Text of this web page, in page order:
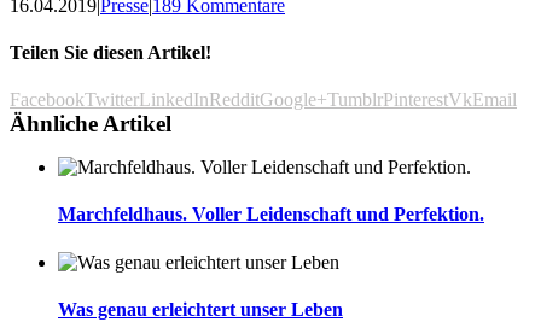
16.04.2019|Presse|189 Kommentare
Teilen Sie diesen Artikel!
FacebookTwitterLinkedInRedditGoogle+TumblrPinterestVkEmail
Ähnliche Artikel
Marchfeldhaus. Voller Leidenschaft und Perfektion.
Was genau erleichtert unser Leben